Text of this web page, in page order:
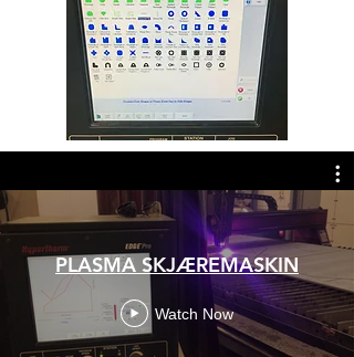
PLASMA SKJÆREMASKIN
Watch Now